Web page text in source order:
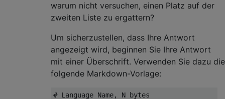
warum nicht versuchen, einen Platz auf der
zweiten Liste zu ergattern?
Um sicherzustellen, dass Ihre Antwort
angezeigt wird, beginnen Sie Ihre Antwort
mit einer Überschrift. Verwenden Sie dazu die
folgende Markdown-Vorlage: